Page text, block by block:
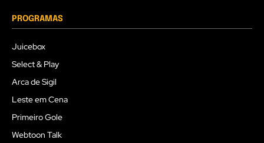
PROGRAMAS
Juicebox
Select & Play
Arca de Sigil
Leste em Cena
Primeiro Gole
Webtoon Talk